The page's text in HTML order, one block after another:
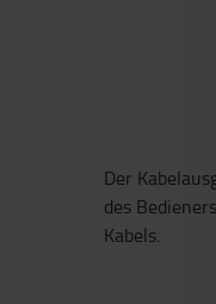
Der
des
Kabels.